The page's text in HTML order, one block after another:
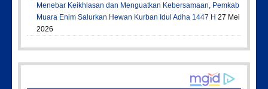
Menebar Keikhlasan dan Menguatkan Kebersamaan, Pemkab
Muara Enim Salurkan Hewan Kurban Idul Adha 1447 H 27 Mei
2026